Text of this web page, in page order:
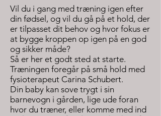
Vil du i gang med træning igen efter
din fødsel, og vil du gå på et hold, der
er tilpasset dit behov og hvor fokus er
at bygge kroppen op igen på en god
og sikker måde?
Så er her et godt sted at starte.
Træningen foregår på små hold med
fysioterapeut Carina Schubert.
Din baby kan sove trygt i sin
barnevogn i gården, lige ude foran
hvor du træner, eller komme med ind